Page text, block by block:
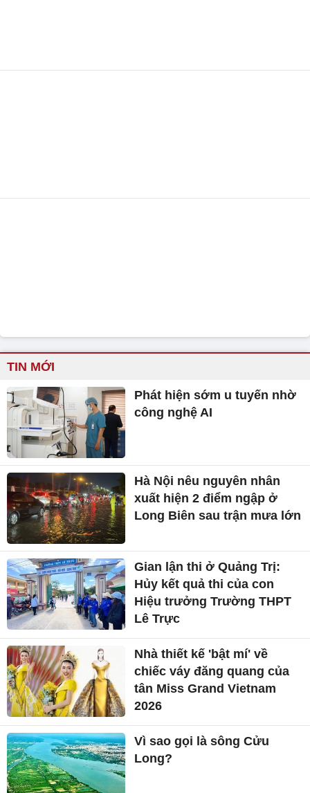
TIN MỚI
Phát hiện sớm u tuyến nhờ
công nghệ AI
Hà Nội nêu nguyên nhân
xuất hiện 2 điểm ngập ở
Long Biên sau trận mưa lớn
Gian lận thi ở Quảng Trị:
Hủy kết quả thi của con
Hiệu trưởng Trường THPT
Lê Trực
Nhà thiết kế 'bật mí' về
chiếc váy đăng quang của
tân Miss Grand Vietnam
2026
Vì sao gọi là sông Cửu
Long?